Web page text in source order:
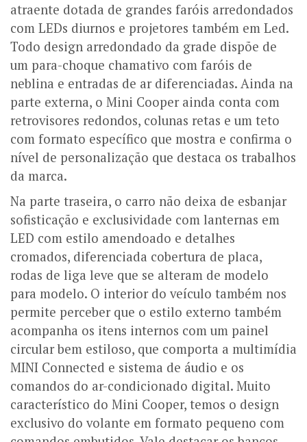
atraente dotada de grandes faróis arredondados
com LEDs diurnos e projetores também em Led.
Todo design arredondado da grade dispõe de
um para-choque chamativo com faróis de
neblina e entradas de ar diferenciadas. Ainda na
parte externa, o Mini Cooper ainda conta com
retrovisores redondos, colunas retas e um teto
com formato específico que mostra e confirma o
nível de personalização que destaca os trabalhos
da marca.
Na parte traseira, o carro não deixa de esbanjar
sofisticação e exclusividade com lanternas em
LED com estilo amendoado e detalhes
cromados, diferenciada cobertura de placa,
rodas de liga leve que se alteram de modelo
para modelo. O interior do veículo também nos
permite perceber que o estilo externo também
acompanha os itens internos com um painel
circular bem estiloso, que comporta a multimídia
MINI Connected e sistema de áudio e os
comandos do ar-condicionado digital. Muito
característico do Mini Cooper, temos o design
exclusivo do volante em formato pequeno com